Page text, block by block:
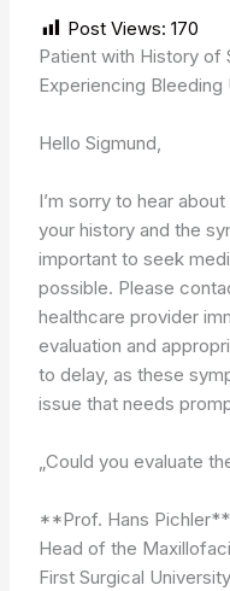
Post Views: 170
Patient with History of
Experiencing
Hello Sigmund,
I’m sorry to hear
your history and the
important to seek
possible. Please
healthcare provider
evaluation and
to delay, as these
issue that needs
„Could you evaluate
**Prof. Hans Pichler**
Head of the
First Surgical